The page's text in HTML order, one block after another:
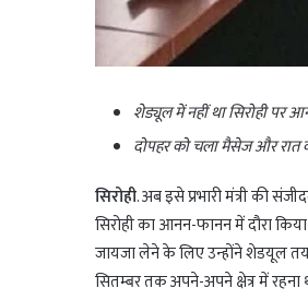
शेड्यूल में नहीं था सिरोही पर
दोपहर को चला मैसेज और रात
सिरोही. अब इसे प्रभारी मंत्री की
सिरोही का आनन-फानन में दौरा
जायजा लेने के लिए उन्होंने शेडयूल तय
सितम्बर तक अपने-अपने क्षेत्र में